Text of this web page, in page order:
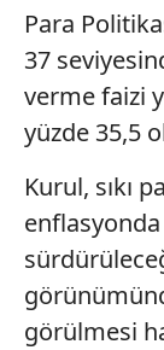
Para
37
verme faizi
yüzde 35,5
Kurul, sıkı
enflasyonda
görülmesi